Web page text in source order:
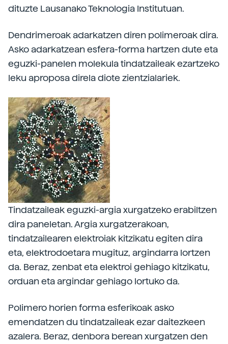
dituzte Lausanako Teknologia Institutuan.
Dendrimeroak adarkatzen diren polimeroak dira.
Asko adarkatzean esfera-forma hartzen dute eta
eguzki-panelen molekula tindatzaileak ezartzeko
leku aproposa direla diote zientzialariek.
Tindatzaileak eguzki-argia xurgatzeko erabiltzen
dira paneletan. Argia xurgatzerakoan,
tindatzailearen elektroiak kitzikatu egiten dira
eta, elektrodoetara mugituz, argindarra lortzen
da. Beraz, zenbat eta elektroi gehiago kitzikatu,
orduan eta argindar gehiago lortuko da.
Polimero horien forma esferikoak asko
emendatzen du tindatzaileak ezar daitezkeen
azalera. Beraz, denbora berean xurgatzen den